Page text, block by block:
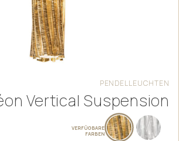
PENDELLEUCHTEN
Vertical Suspension
VERFÜGBARE
FARBEN